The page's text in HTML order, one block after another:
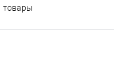
товары